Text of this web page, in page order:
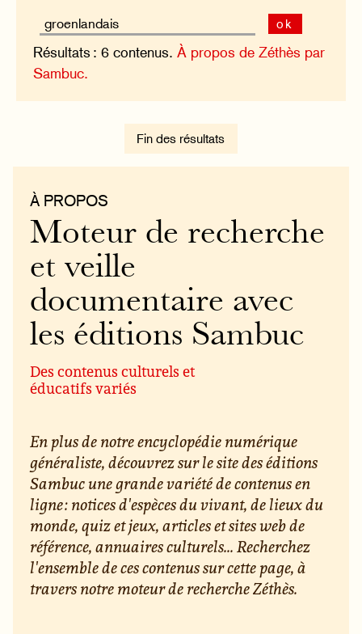
ok
Résultats : 6 contenus.À propos de Zéthès par
Sambuc.
Fin des résultats
À PROPOS
Moteur de recherche
et veille
documentaire avec
les éditions Sambuc
Des contenus culturels et
éducatifs variés
En plus de notre encyclopédie numérique
généraliste, découvrez sur le site des éditions
Sambuc une grande variété de contenus en
ligne : notices d'espèces du vivant, de lieux du
monde, quiz et jeux, articles et sites web de
référence, annuaires culturels... Recherchez
l'ensemble de ces contenus sur cette page, à
travers notre moteur de recherche Zéthès.